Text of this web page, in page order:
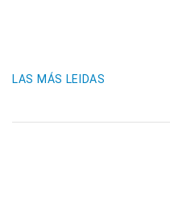
LAS MÁS LEIDAS